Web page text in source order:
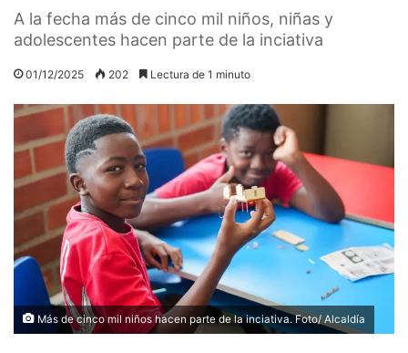
A la fecha más de cinco mil niños, niñas y
adolescentes hacen parte de la inciativa
01/12/2025 202 Lectura de 1 minuto
Más de cinco mil niños hacen parte de la inciativa. Foto/ Alcaldía